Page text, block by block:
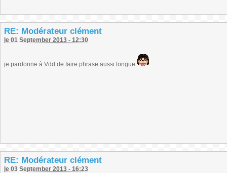
RE: Modérateur clément
le 01 September 2013 - 12:30
je pardonne à Vdd de faire phrase aussi longue.
RE: Modérateur clément
le 03 September 2013 - 16:23